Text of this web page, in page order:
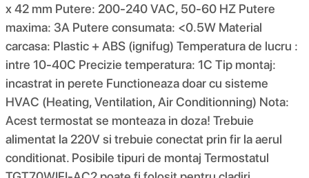
x 42 mm Putere: 200-240 VAC, 50-60 HZ Putere
maxima: 3A Putere consumata: <0.5W Material
carcasa: Plastic + ABS (ignifug) Temperatura de lucru :
intre 10-40C Precizie temperatura: 1C Tip montaj:
incastrat in perete Functioneaza doar cu sisteme
HVAC (Heating, Ventilation, Air Conditionning) Nota:
Acest termostat se monteaza in doza! Trebuie
alimentat la 220V si trebuie conectat prin fir la aerul
conditionat. Posibile tipuri de montaj Termostatul